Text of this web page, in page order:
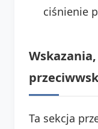
ciśnienie
Ta sekcja